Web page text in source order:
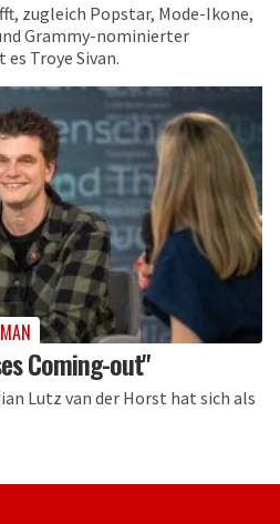
zugleich Popstar, Mode-Ikone,
Grammy-nominierter
Troye Sivan.
Coming-out"
Lutz van der Horst hat sich als